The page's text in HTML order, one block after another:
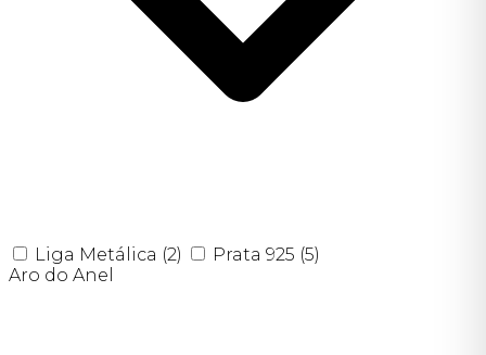
Liga Metálica (2) Prata 925 (5)
Aro do Anel